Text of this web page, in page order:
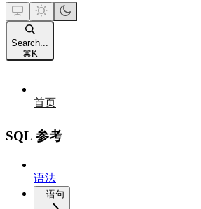
Search...
⌘ K
首页
SQL 参考
语法
语句